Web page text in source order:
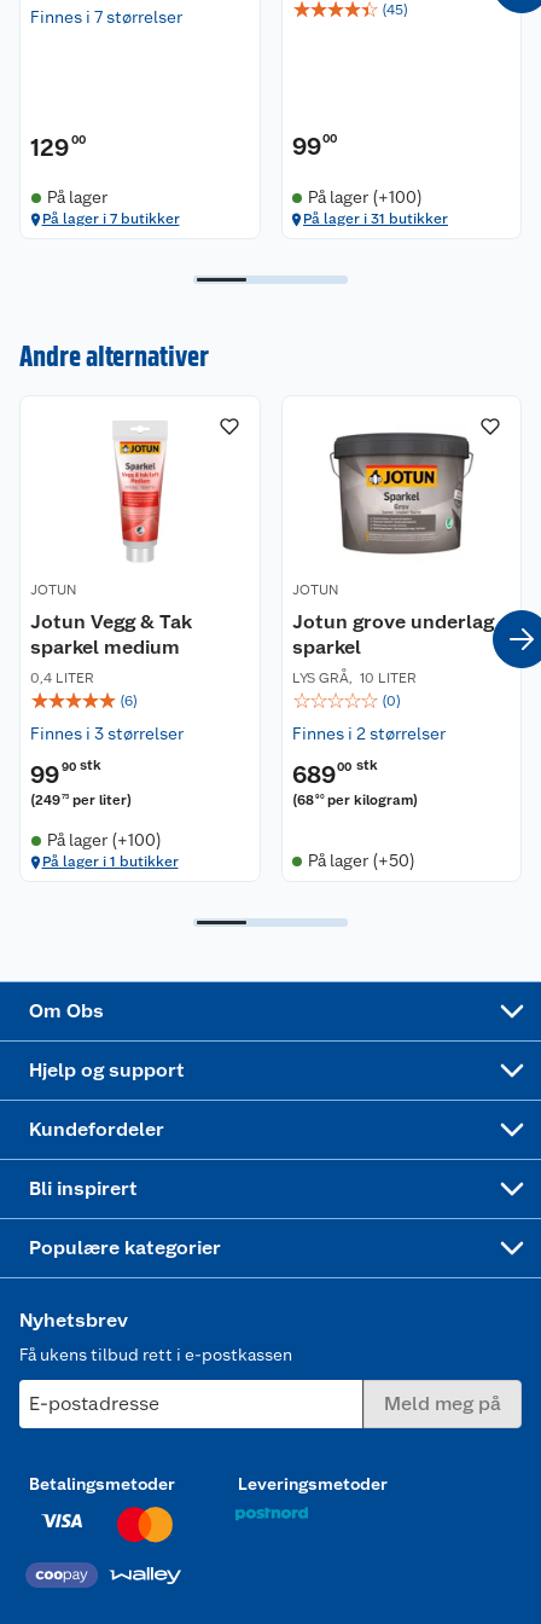
Sparkelen har minimal krymp og luftbobler.
Finnes i 7 størrelser
12900
På lager
På lager i 7 butikker
☆☆☆☆☆ (45)
9900
På lager (+100)
På lager i 31 butikker
Andre alternativer
JOTUN
Jotun Vegg & Tak
sparkel medium
0,4 LITER
☆☆☆☆☆ (6)
Finnes i 3 størrelser
9990 stk
(24975 per liter)
På lager (+100)
På lager i 1 butikker
JOTUN
Jotun grove underlag
sparkel
LYS GRÅ, 10 LITER
☆☆☆☆☆ (0)
Finnes i 2 størrelser
68900 stk
(68 90 per kilogram)
På lager (+50)
Om Obs
Våre butikker
Våre merkevarer
Coop kjeder
Ledige stillinger
Bærekraft
Hjelp og support
Kundeservice
Angre- og returrett
Reklamasjon og garanti
Ofte stilte spørsmål
Betalingsalternativer
Leveringsalternativer
Pakkesporing
Kjøpsvilkår
Kundefordeler
Åpent kjøp
Coop medlem
Klikk og hent
Bli inspirert
Festdrakter til hele familien
Populære kategorier
Hagemøbler og utemøbler
Nyhetsbrev
Få ukens tilbud rett i e-postkassen
E-postadresse Meld meg på
Betalingsmetoder Leveringsmetoder